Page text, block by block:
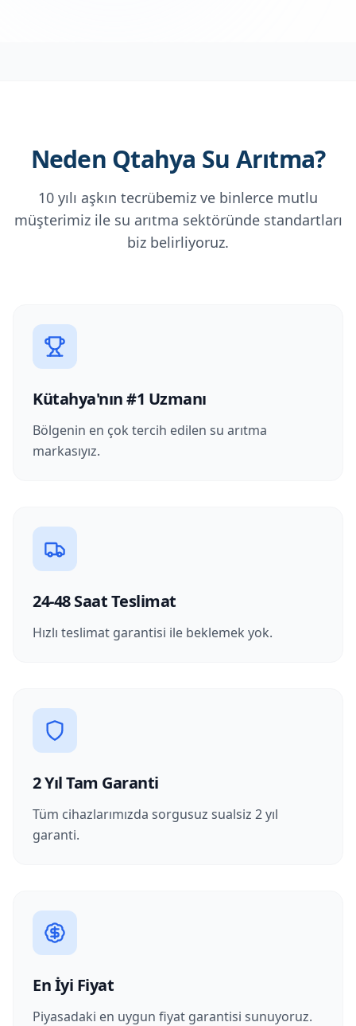
Neden Qtahya Su Arıtma?
10 yılı aşkın tecrübemiz ve binlerce mutlu
müşterimiz ile su arıtma sektöründe standartları
biz belirliyoruz.
Kütahya'nın #1 Uzmanı
Bölgenin en çok tercih edilen su arıtma
markasıyız.
24-48 Saat Teslimat
Hızlı teslimat garantisi ile beklemek yok.
2 Yıl Tam Garanti
Tüm cihazlarımızda sorgusuz sualsiz 2 yıl
garanti.
En İyi Fiyat
Piyasadaki en uygun fiyat garantisi sunuyoruz.